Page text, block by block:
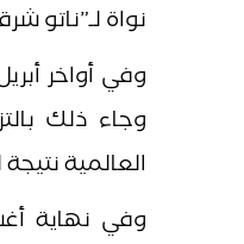
نواة لـ”ناتو
وفي أواخر
وجاء ذلك
العالمية
وفي نهاية